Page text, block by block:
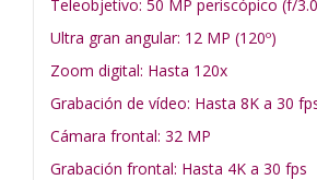
Teleobjetivo: 50 MP periscópico (f/
Ultra gran angular: 12 MP (120º)
Zoom digital: Hasta 120x
Grabación de vídeo: Hasta 8K a 30
Cámara frontal: 32 MP
Grabación frontal: Hasta 4K a 30 fps